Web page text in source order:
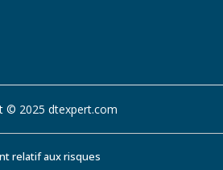
© 2025 dtexpert.com
relatif aux risques